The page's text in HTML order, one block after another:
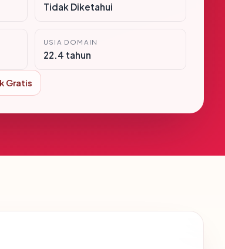
Tidak Diketahui
USIA DOMAIN
22.4 tahun
Gratis